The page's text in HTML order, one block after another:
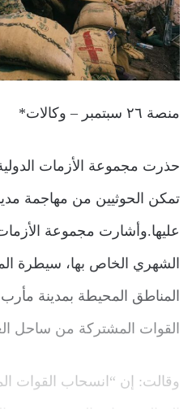
منصة ٢٦ سبتمبر – وكالات*
حذرت مجموعة الأزمات
تمكن الحوثيين من مهاجمة
عليها.وأشارت مجموعة
الشهري الخاص بها، سيطرة
المناطق المحيطة بمدينة
القوات المشتركة من ساحل
وقالت: إن “انسحاب القوات